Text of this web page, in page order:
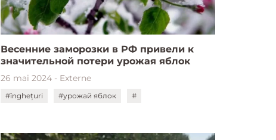
Весенние заморозки в РФ привели к
значительной потери урожая яблок
26 mai 2024 - Externe
#înghețuri #урожай яблок #